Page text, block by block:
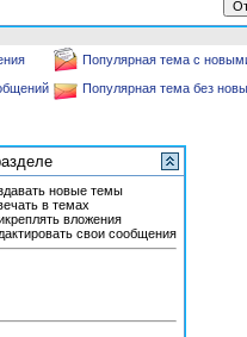
Популярная тема с
Популярная тема без
новые темы
в темах
вложения
свои сообщения